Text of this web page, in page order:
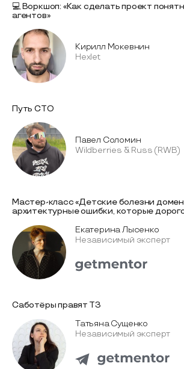
💻 Воркшоп: «Как сделать проект
агентов»
Кирилл Мокевнин
Hexlet
Путь CTO
Павел Соломин
Wildberries & Russ (RWB)
Мастер-класс «Детские болезни
архитектурные ошибки, которые
Екатерина Лысенко
Независимый эксперт
Саботёры правят ТЗ
Татьяна Сущенко
Независимый эксперт